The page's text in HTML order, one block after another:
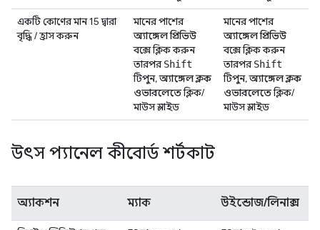
একটি কোণের মান 15 দ্বারা
বৃদ্ধি / হ্রাস করুন
মানের পাশের
অ্যাঙ্গেল প্রিভিউ
বক্সে ক্লিক করুন
তারপরShift
টিপুন,অ্যাঙ্গেল ক্লক
ওভারলেতেক্লিক/
মাউস স্লাইড
মানের পাশের
অ্যাঙ্গেল প্রিভিউ
বক্সে ক্লিক করুন
তারপরShift
টিপুন,অ্যাঙ্গেল ক্লক
ওভারলেতেক্লিক/
মাউস স্লাইড
উৎস প্যানেল কীবোর্ড শর্টকাট
অ্যাকশন ম্যাক উইন্ডোজ/লিনাক্স